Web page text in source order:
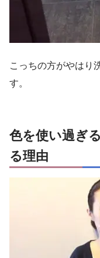
こっちの方がやはり
す。
色を使い過ぎ
る理由